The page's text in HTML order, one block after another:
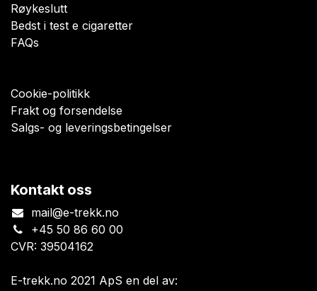
Røykeslutt
Bedst i test e cigaretter
FAQs
Cookie-politikk
Frakt og forsendelse
Salgs- og leveringsbetingelser
Kontakt oss
mail@e-trekk.no
+45 50 86 60 00
CVR: 39504162
E-trekk.no 2021 ApS en del av: